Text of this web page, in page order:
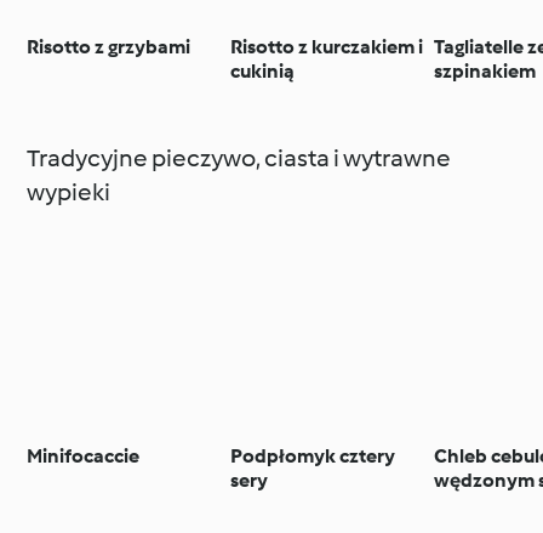
Risotto z grzybami
Risotto z kurczakiem i
cukinią
Tagliatelle
szpinakiem
Tradycyjne pieczywo, ciasta i wytrawne
wypieki
Minifocaccie
Podpłomyk cztery
sery
Chleb
wędzonym